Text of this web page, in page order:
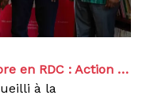
Renforcer la lutte contre la lèpre en RDC : Action Damien participe à une étude multicentrique
à la